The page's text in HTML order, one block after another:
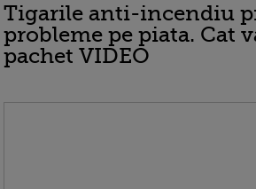
Tigarile anti-incendiu
probleme pe piata. Cat
pachet VIDEO